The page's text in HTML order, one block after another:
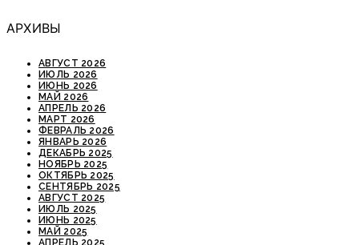
АРХИВЫ
АВГУСТ 2026
ИЮЛЬ 2026
ИЮНЬ 2026
МАЙ 2026
АПРЕЛЬ 2026
МАРТ 2026
ФЕВРАЛЬ 2026
ЯНВАРЬ 2026
ДЕКАБРЬ 2025
НОЯБРЬ 2025
ОКТЯБРЬ 2025
СЕНТЯБРЬ 2025
АВГУСТ 2025
ИЮЛЬ 2025
ИЮНЬ 2025
МАЙ 2025
АПРЕЛЬ 2025